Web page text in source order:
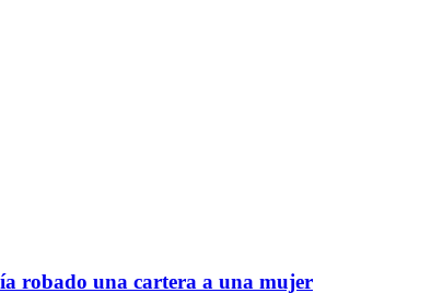
robado una cartera a una mujer